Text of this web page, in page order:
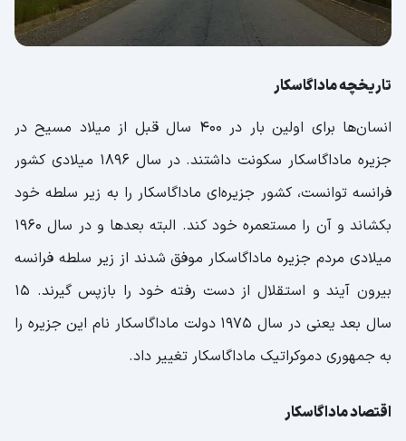
تاریخچه ماداگاسکار
انسان‌ها برای اولین بار در 400 سال قبل از میلاد مسیح در
جزیره ماداگاسکار سکونت داشتند. در سال 1896 میلادی کشور
فرانسه توانست، کشور جزیره‌ای ماداگاسکار را به زیر سلطه خود
بکشاند و آن را مستعمره خود کند. البته بعدها و در سال 1960
میلادی مردم جزیره ماداگاسکار موفق شدند از زیر سلطه فرانسه
بیرون آیند و استقلال از دست رفته خود را بازپس گیرند. 15
سال بعد یعنی در سال 1975 دولت ماداگاسکار نام این جزیره را
به جمهوری دموکراتیک ماداگاسکار تغییر داد.
اقتصاد ماداگاسکار